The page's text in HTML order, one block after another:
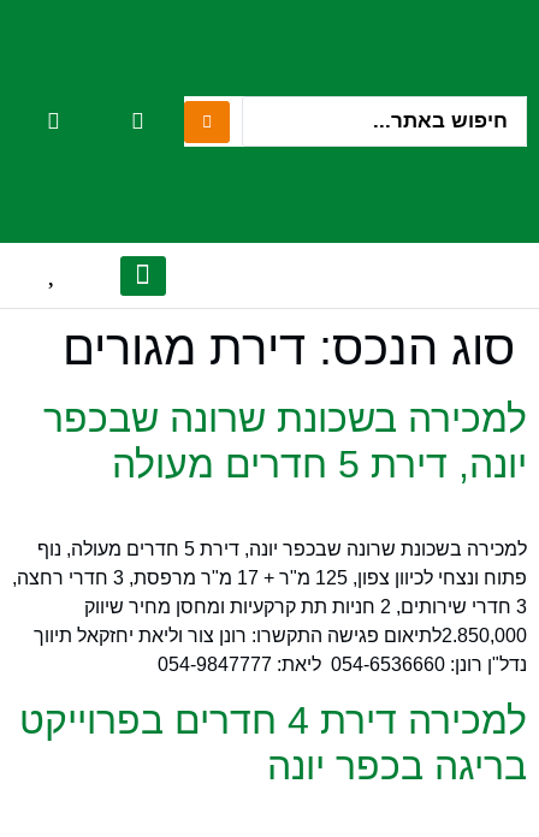
סוג הנכס: דירת מגורים
למכירה בשכונת שרונה שבכפר
יונה, דירת 5 חדרים מעולה
למכירה בשכונת שרונה שבכפר יונה, דירת 5 חדרים מעולה, נוף
פתוח ונצחי לכיוון צפון, 125 מ"ר + 17 מ"ר מרפסת, 3 חדרי רחצה,
3 חדרי שירותים, 2 חניות תת קרקעיות ומחסן מחיר שיווק
2.850,000לתיאום פגישה התקשרו: רונן צור וליאת יחזקאל תיווך
נדל"ן רונן: 054-6536660 ליאת: 054-9847777
למכירה דירת 4 חדרים בפרוייקט
בריגה בכפר יונה